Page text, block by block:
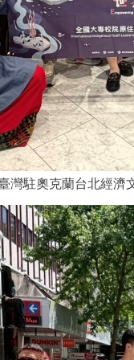
灣駐奧克蘭台北經濟